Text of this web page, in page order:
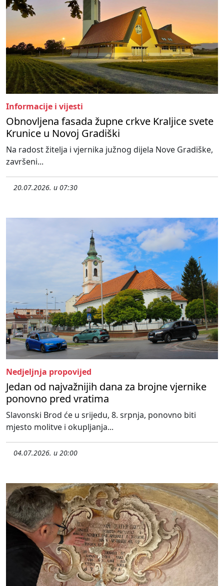
Informacije i vijesti
Obnovljena fasada župne crkve Kraljice svete
Krunice u Novoj Gradiški
Na radost žitelja i vjernika južnog dijela Nove Gradiške,
završeni...
20.07.2026. u 07:30
Nedjeljnja propovijed
Jedan od najvažnijih dana za brojne vjernike
ponovno pred vratima
Slavonski Brod će u srijedu, 8. srpnja, ponovno biti
mjesto molitve i okupljanja...
04.07.2026. u 20:00